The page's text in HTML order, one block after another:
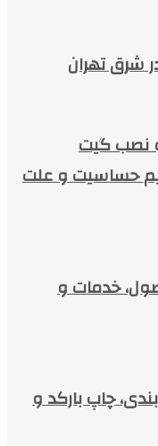
شرق تهران
و نصب گیت
حساسیت و علت
خدمات و
چاپ بارکد و